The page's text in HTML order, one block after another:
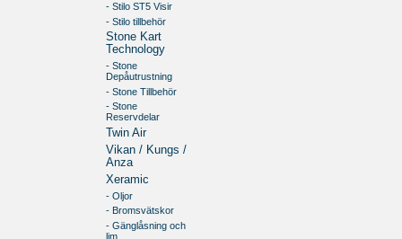
- Stilo ST5 Visir
- Stilo tillbehör
Stone Kart
Technology
- Stone
Depåutrustning
- Stone Tillbehör
- Stone
Reservdelar
Twin Air
Vikan / Kungs /
Anza
Xeramic
- Oljor
- Bromsvätskor
- Gänglåsning och
lim